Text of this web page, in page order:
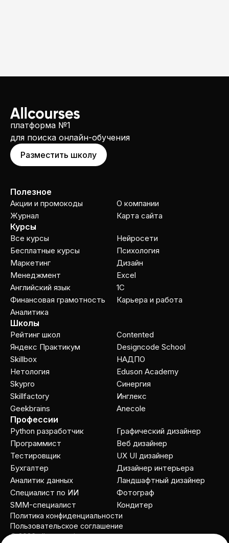
платформа №1
для поиска онлайн-обучения
Разместить школу
Полезное
Акции и промокоды
Журнал
О компании
Карта сайта
Курсы
Все курсы
Бесплатные курсы
Маркетинг
Менеджмент
Английский язык
Финансовая грамотность
Аналитика
Нейросети
Психология
Дизайн
Excel
1C
Карьера и работа
Школы
Рейтинг школ
Яндекс Практикум
Skillbox
Нетология
Skypro
Skillfactory
Geekbrains
Contented
Designcode School
НАДПО
Eduson Academy
Cинергия
Инглекс
Anecole
Профессии
Python разработчик
Программист
Тестировщик
Бухгалтер
Аналитик данных
Специалист по ИИ
SMM-специалист
Графический дизайнер
Веб дизайнер
UX UI дизайнер
Дизайнер интерьера
Ландшафтный дизайнер
Фотограф
Кондитер
© 2026 allcourses.io
Пользовательское соглашение
Политика конфиденциальности